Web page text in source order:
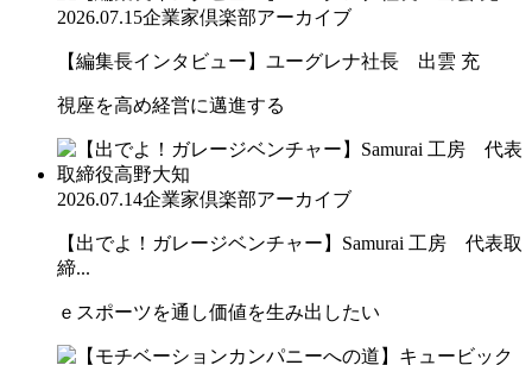
2026.07.15企業家倶楽部アーカイブ
【編集長インタビュー】ユーグレナ社長 出雲 充
視座を高め経営に邁進する
2026.07.14企業家倶楽部アーカイブ
【出でよ！ガレージベンチャー】Samurai 工房 代表取
締...
ｅスポーツを通し価値を生み出したい